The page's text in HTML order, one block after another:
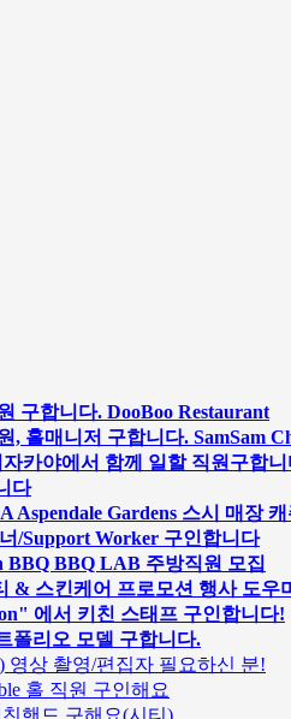
구합니다. DooBoo Restaurant
, 홀매니저 구합니다. SamSam
카야에서 함께 일할 직원구합니
다
Aspendale Gardens 스시 매장
/Support Worker 구인합니다
BBQ BBQ LAB 주방직원 모집
& 스킨케어 프로모션 행사 도우
에서 키친 스태프 구인합니다!
폴리오 모델 구합니다.
영상 촬영/편집자 필요하신 분!
홀 직원 구인해요